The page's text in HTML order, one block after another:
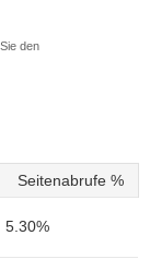
den
Seitenabrufe %
5.30%